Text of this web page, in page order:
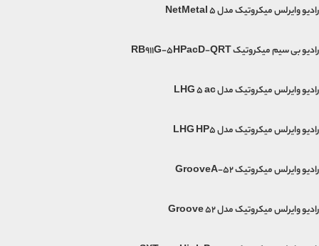
رادیو وایرلس میکروتیک مدل NetMetal 5
رادیو بی سیم میکروتیک RB911G-5HPacD-QRT
رادیو وایرلس میکروتیک مدل LHG 5 ac
رادیو وایرلس میکروتیک مدل LHG HP5
رادیو وایرلس میکروتیک GrooveA-52
رادیو وایرلس میکروتیک مدل Groove 52